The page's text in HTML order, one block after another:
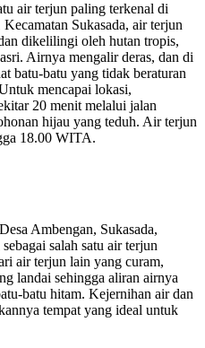
air terjun paling terkenal di
Sukasada, air terjun
dikelilingi oleh hutan tropis,
Airnya mengalir deras, dan di
batu-batu yang tidak beraturan
mencapai lokasi,
20 menit melalui jalan
hijau yang teduh. Air terjun
18.00 WITA.
Ambengan, Sukasada,
salah satu air terjun
air terjun lain yang curam,
landai sehingga aliran airnya
batu hitam. Kejernihan air dan
tempat yang ideal untuk